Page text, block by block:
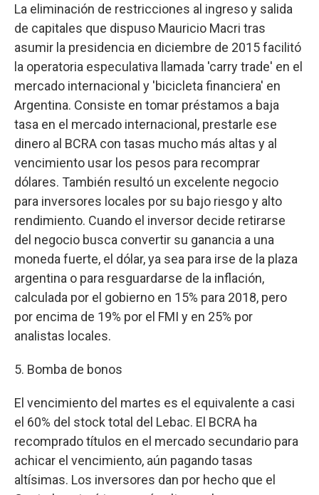
La eliminación de restricciones al ingreso y salida
de capitales que dispuso Mauricio Macri tras
asumir la presidencia en diciembre de 2015 facilitó
la operatoria especulativa llamada 'carry trade' en el
mercado internacional y 'bicicleta financiera' en
Argentina. Consiste en tomar préstamos a baja
tasa en el mercado internacional, prestarle ese
dinero al BCRA con tasas mucho más altas y al
vencimiento usar los pesos para recomprar
dólares. También resultó un excelente negocio
para inversores locales por su bajo riesgo y alto
rendimiento. Cuando el inversor decide retirarse
del negocio busca convertir su ganancia a una
moneda fuerte, el dólar, ya sea para irse de la plaza
argentina o para resguardarse de la inflación,
calculada por el gobierno en 15% para 2018, pero
por encima de 19% por el FMI y en 25% por
analistas locales.
5. Bomba de bonos
El vencimiento del martes es el equivalente a casi
el 60% del stock total del Lebac. El BCRA ha
recomprado títulos en el mercado secundario para
achicar el vencimiento, aún pagando tasas
altísimas. Los inversores dan por hecho que el